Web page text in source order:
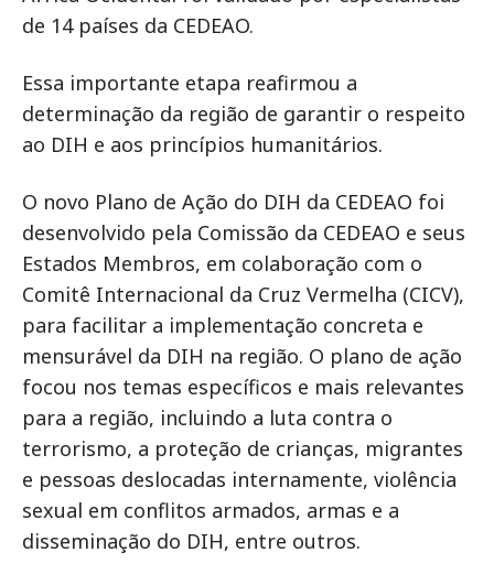
de 14 países da CEDEAO.
Essa importante etapa reafirmou a
determinação da região de garantir o respeito
ao DIH e aos princípios humanitários.
O novo Plano de Ação do DIH da CEDEAO foi
desenvolvido pela Comissão da CEDEAO e seus
Estados Membros, em colaboração com o
Comitê Internacional da Cruz Vermelha (CICV),
para facilitar a implementação concreta e
mensurável da DIH na região. O plano de ação
focou nos temas específicos e mais relevantes
para a região, incluindo a luta contra o
terrorismo, a proteção de crianças, migrantes
e pessoas deslocadas internamente, violência
sexual em conflitos armados, armas e a
disseminação do DIH, entre outros.